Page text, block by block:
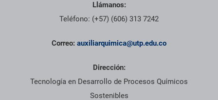
Llámanos:
Teléfono: (+57) (606) 313 7242
Correo: auxiliarquimica@utp.edu.co
Dirección:
Tecnología en Desarrollo de Procesos Químicos
Sostenibles